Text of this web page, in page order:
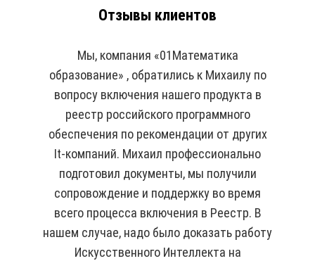
Отзывы клиентов
Мы, компания «01Математика
образование» , обратились к Михаилу по
вопросу включения нашего продукта в
реестр российского программного
обеспечения по рекомендации от других
It-компаний. Михаил профессионально
подготовил документы, мы получили
сопровождение и поддержку во время
всего процесса включения в Реестр. В
нашем случае, надо было доказать работу
Искусственного Интеллекта на